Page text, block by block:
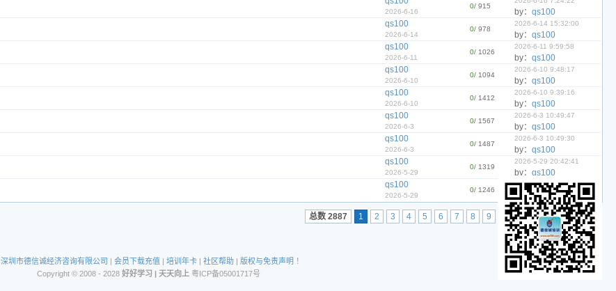
2026-6-16
0/ 915
by：qs100
qs100
2026-6-14
0/ 978
2026-6-14 15:32:00
by：qs100
qs100
2026-6-11
0/ 1026
2026-6-11 9:59:58
by：qs100
qs100
2026-6-10
0/ 1094
2026-6-10 9:48:17
by：qs100
qs100
2026-6-10
0/ 1412
2026-6-10 9:39:16
by：qs100
qs100
2026-6-3
0/ 1567
2026-6-3 10:49:47
by：qs100
qs100
2026-6-3
0/ 1487
2026-6-3 10:49:30
by：qs100
qs100
2026-5-29
0/ 1319
2026-5-29 20:42:41
by：qs100
qs100
2026-5-29
0/ 1246
2026-5-29 20:34:43
by：qs100
总数 2887 1 2 3 4 5 6 7 8 9 10 下一页 ..145
深圳市德信诚经济咨询有限公司 | 会员下载充值| 培训年卡| 社区帮助| 版权与免责声明 ！
Copyright © 2008 - 2028 好好学习 | 天天向上 粤ICP备05001717号